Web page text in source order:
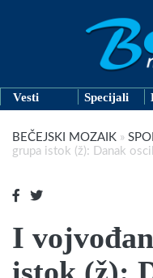
Vesti Specijali
BEČEJSKI MOZAIK »
grupa istok (ž): Danak
I